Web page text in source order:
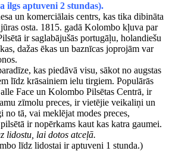
aptuveni 2 stundas).
un komerciālais centrs, kas tika dibināta
osta. 1815. gadā Kolombo kļuva par
ir saglabājušās portugāļu, holandiešu
dažas ēkas un baznīcas joprojām var
kas piedāvā visu, sākot no augstas
līdz krāsainiem ielu tirgiem. Populārās
Face un Kolombo Pilsētas Centrā, ir
zīmolu preces, ir vietējie veikaliņi un
tā, vai meklējat modes preces,
ir nopērkams kaut kas katra gaumei.
lidostu, lai dotos atceļā.
līdz lidostai ir aptuveni 1 stunda.)